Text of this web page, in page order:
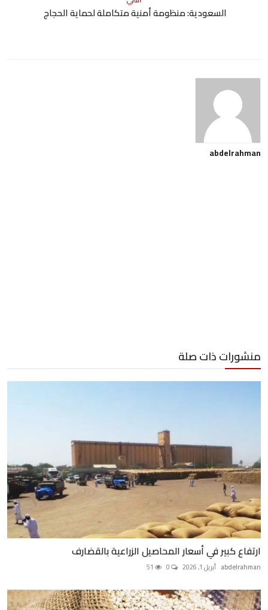
السعودية: منظومة أمنية متكاملة لحماية الحجاج
abdelrahman
منشورات ذات صلة
ارتفاع كبير في أسعار المحاصيل الزراعية بالقضارف
abdelrahman أبريل 1, 2026